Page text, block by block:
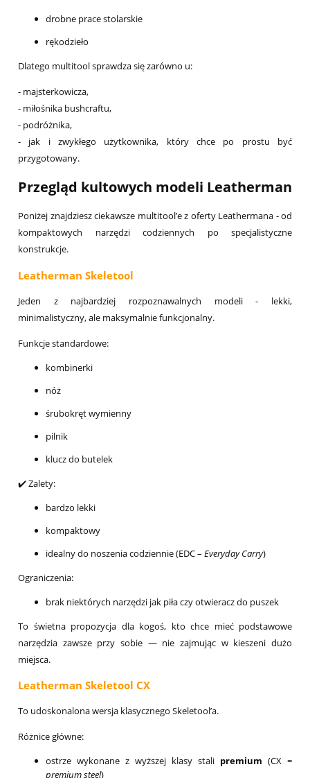
drobne prace stolarskie
rękodzieło
Dlatego multitool sprawdza się zarówno u:
- majsterkowicza,
- miłośnika bushcraftu,
- podróżnika,
- jak i zwykłego użytkownika, który chce po prostu być
przygotowany.
Przegląd kultowych modeli Leatherman
Poniżej znajdziesz ciekawsze multitool’e z oferty Leathermana - od
kompaktowych narzędzi codziennych po specjalistyczne
konstrukcje.
Leatherman Skeletool
Jeden z najbardziej rozpoznawalnych modeli - lekki,
minimalistyczny, ale maksymalnie funkcjonalny.
Funkcje standardowe:
kombinerki
nóż
śrubokręt wymienny
pilnik
klucz do butelek
✔️ Zalety:
bardzo lekki
kompaktowy
idealny do noszenia codziennie (EDC – Everyday Carry)
Ograniczenia:
brak niektórych narzędzi jak piła czy otwieracz do puszek
To świetna propozycja dla kogoś, kto chce mieć podstawowe
narzędzia zawsze przy sobie — nie zajmując w kieszeni dużo
miejsca.
Leatherman Skeletool CX
To udoskonalona wersja klasycznego Skeletool’a.
Różnice główne:
ostrze wykonane z wyższej klasy stali premium (CX =
premium steel)